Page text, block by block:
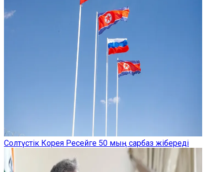
Солтүстік Корея Ресейге 50 мың сарбаз жібереді